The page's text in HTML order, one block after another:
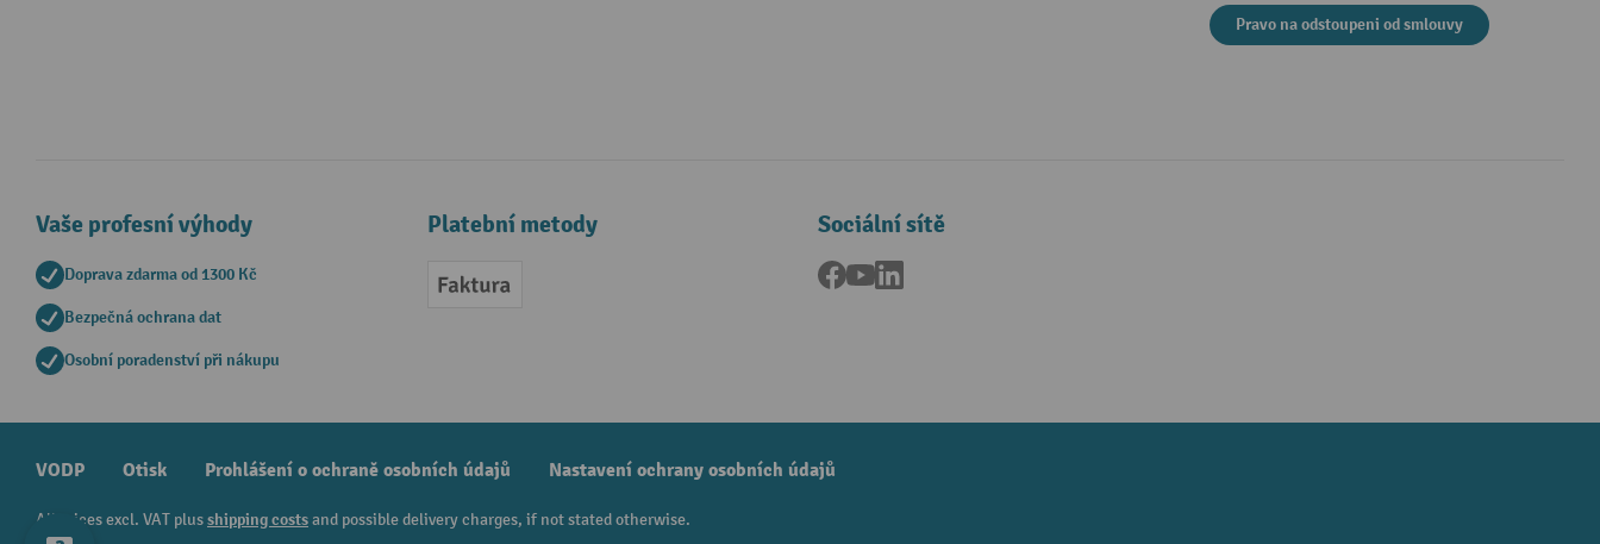
Pravo na odstoupeni od smlouvy
Vaše profesní výhody
Doprava zdarma od 1300 Kč
Bezpečná ochrana dat
Osobní poradenství při nákupu
Platební metody
Faktura
Sociální sítě
Facebook
YouTube
VODP Otisk Prohlášení o ochraně osobních údajů Nastavení ochrany osobních údajů
All prices excl. VAT plusshipping costsand possible delivery charges, if not stated otherwise.